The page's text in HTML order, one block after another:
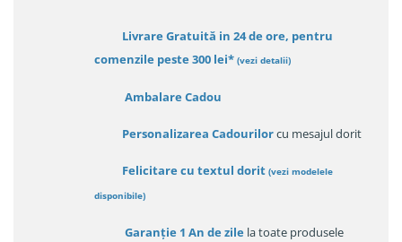
Livrare Gratuită in 24 de ore, pentru
comenzile peste 300 lei* (vezi detalii)
Ambalare Cadou
Personalizarea Cadourilorcu mesajul dorit
Felicitare cu textul dorit (vezi modelele
disponibile)
Garanție 1 An de zile la toate produsele